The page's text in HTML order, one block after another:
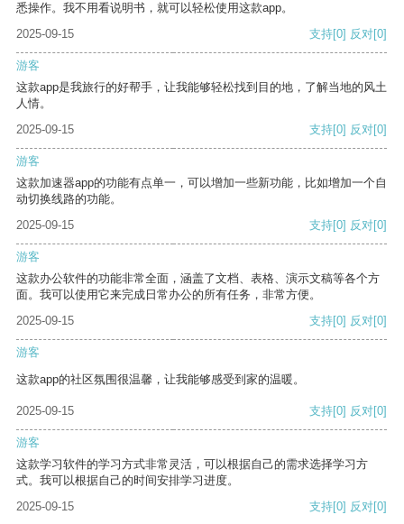
悉操作。我不用看说明书，就可以轻松使用这款app。
2025-09-15
支持[0] 反对[0]
游客
这款app是我旅行的好帮手，让我能够轻松找到目的地，了解当地的风土
人情。
2025-09-15
支持[0] 反对[0]
游客
这款加速器app的功能有点单一，可以增加一些新功能，比如增加一个自
动切换线路的功能。
2025-09-15
支持[0] 反对[0]
游客
这款办公软件的功能非常全面，涵盖了文档、表格、演示文稿等各个方
面。我可以使用它来完成日常办公的所有任务，非常方便。
2025-09-15
支持[0] 反对[0]
游客
这款app的社区氛围很温馨，让我能够感受到家的温暖。
2025-09-15 支持[0] 反对[0]
游客
这款学习软件的学习方式非常灵活，可以根据自己的需求选择学习方
式。我可以根据自己的时间安排学习进度。
2025-09-15
支持[0] 反对[0]